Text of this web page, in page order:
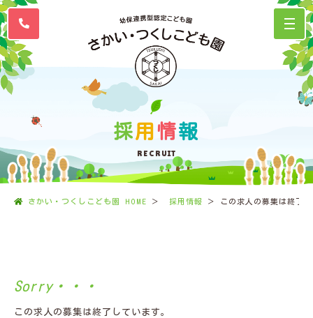
採用 情報
RECRUIT
さかい・つくしこども園 HOME 採用情報 この求人の募集は終了
この求人の募集は終了しています。